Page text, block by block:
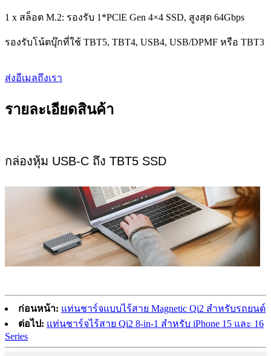
1 x สล็อต M.2: รองรับ 1*PClE Gen 4×4 SSD, สูงสุด 64Gbps
รองรับโน้ตบุ๊กที่ใช้ TBT5, TBT4, USB4, USB/DPMF หรือ TBT3
ส่งอีเมลถึงเรา
รายละเอียดสินค้า
กล่องหุ้ม USB-C ถึง TBT5 SSD
ก่อนหน้า: แท่นชาร์จแบบไร้สาย Magnetic Qi2 สำหรับรถยนต์
ต่อไป: แท่นชาร์จไร้สาย Qi2 8-in-1 สำหรับ iPhone 15 และ 16
Series